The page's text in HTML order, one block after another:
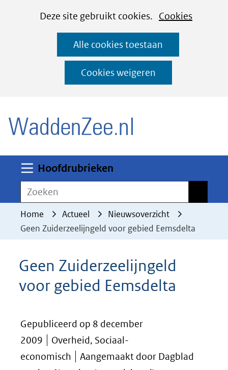
CookiesDeze site gebruikt cookies. Cookies
deze
worden
toegestaan
geweigerd.
Alle cookies toestaan
Cookies weigeren
Ga
naar
de
inhoud
Hoofdrubrieken
Zoeken
Home Actueel
Nieuwsoverzicht
Geen Zuiderzeelijngeld voor gebied Eemsdelta
Geen Zuiderzeelijngeld
voor gebied Eemsdelta
Gepubliceerd op 8 december
2009
Overheid, Sociaal-
economisch
Aangemaakt door Dagblad